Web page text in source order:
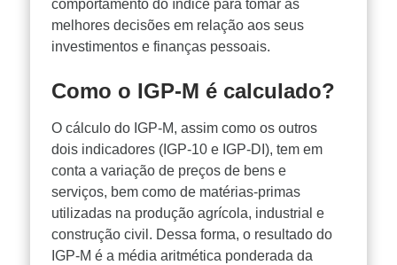
comportamento do índice para tomar as
melhores decisões em relação aos seus
investimentos e finanças pessoais.
Como o IGP-M é calculado?
O cálculo do IGP-M, assim como os outros
dois indicadores (IGP-10 e IGP-DI), tem em
conta a variação de preços de bens e
serviços, bem como de matérias-primas
utilizadas na produção agrícola, industrial e
construção civil. Dessa forma, o resultado do
IGP-M é a média aritmética ponderada da